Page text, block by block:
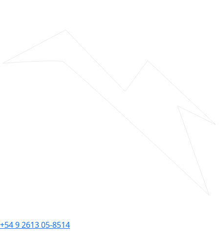
+54 9 2613 05-8514